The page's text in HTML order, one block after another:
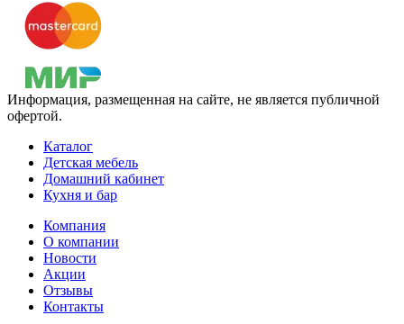
Информация, размещенная на сайте, не является публичной
офертой.
Каталог
Детская мебель
Домашний кабинет
Кухня и бар
Компания
О компании
Новости
Акции
Отзывы
Контакты